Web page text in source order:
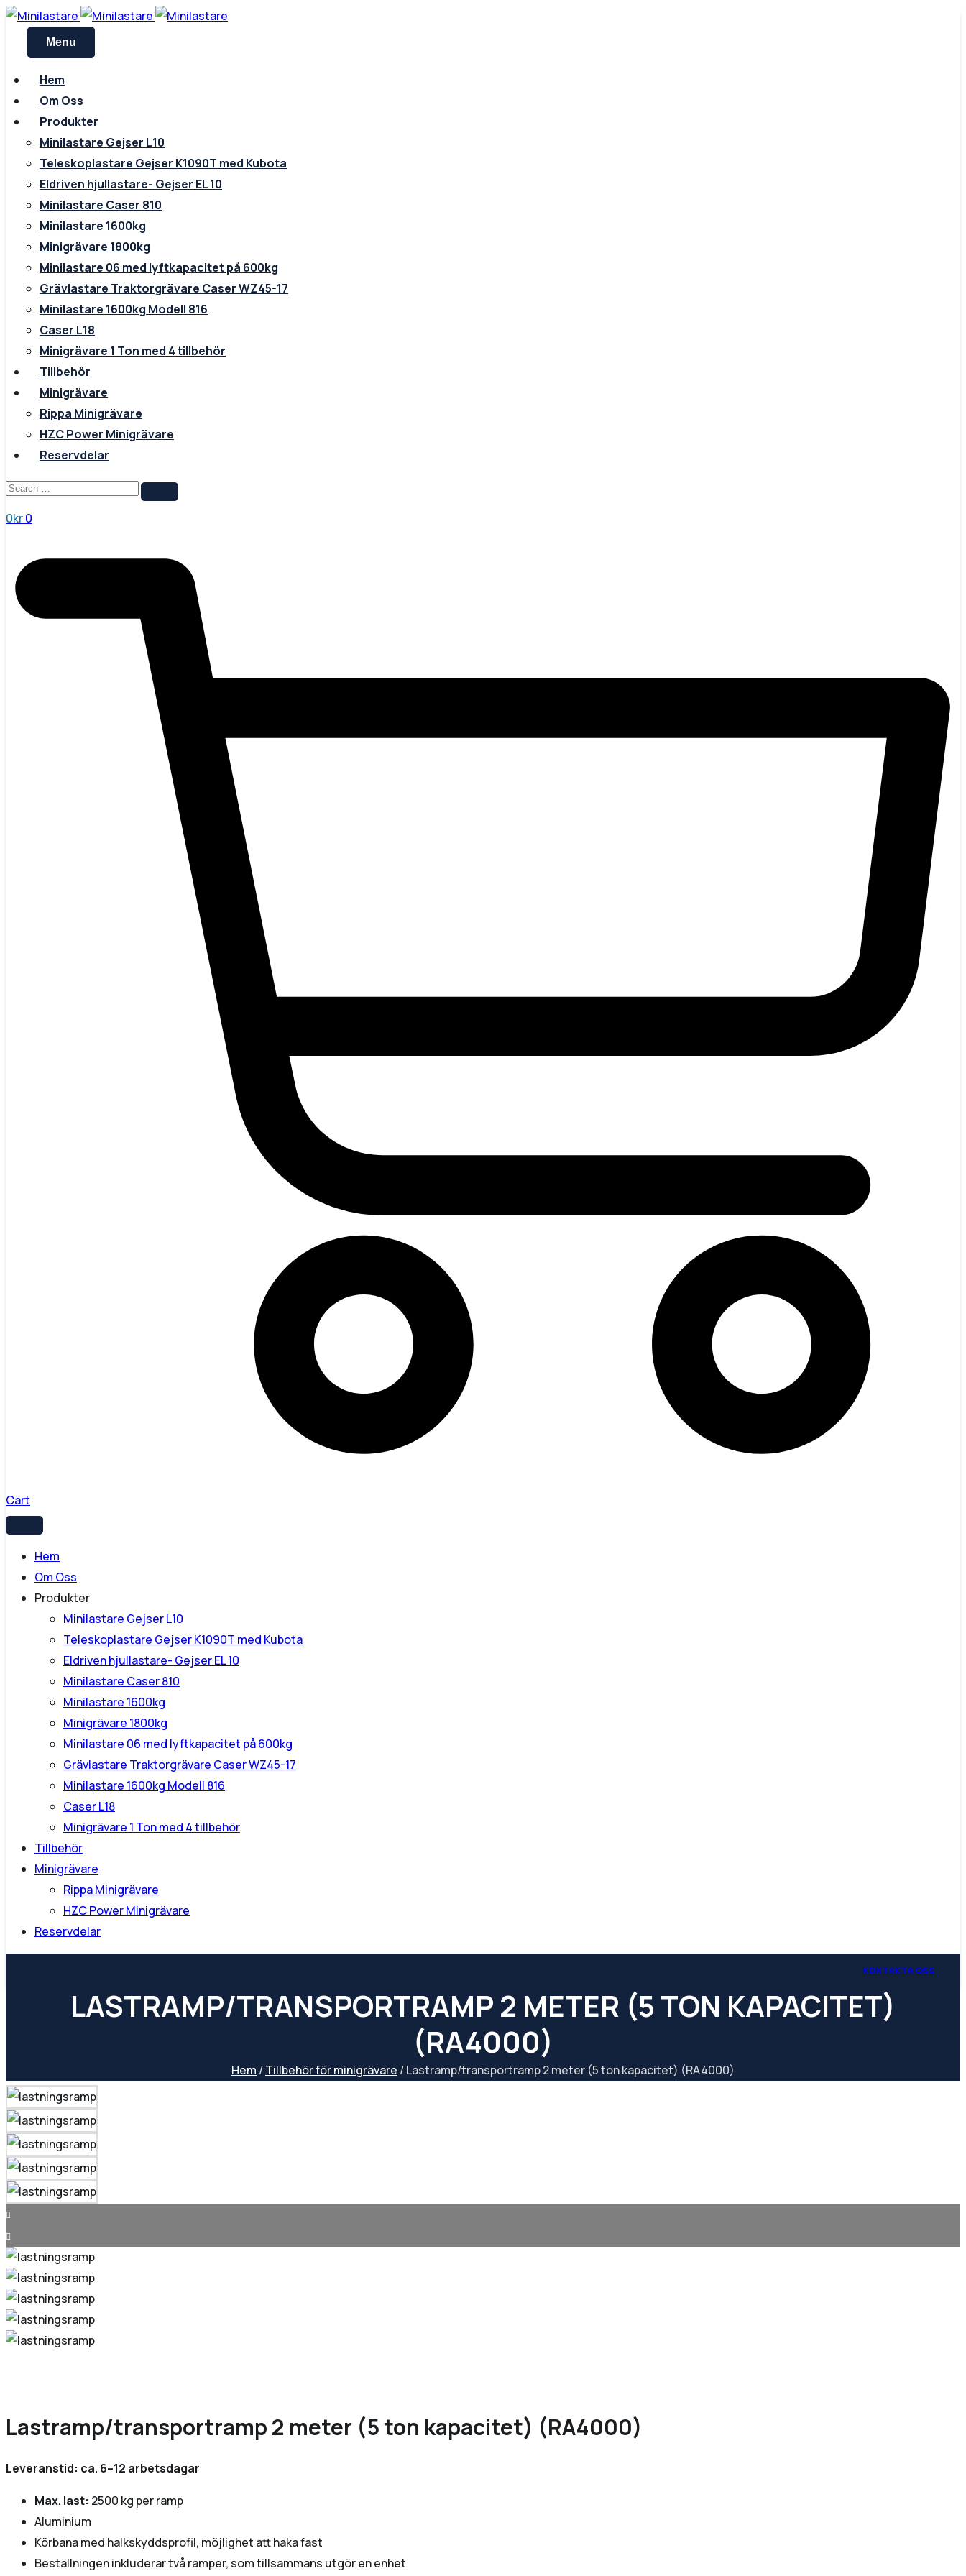
Menu
Hem
Om Oss
Produkter
Minilastare Gejser L10
Teleskoplastare Gejser K1090T med Kubota
Eldriven hjullastare- Gejser EL 10
Minilastare Caser 810
Minilastare 1600kg
Minigrävare 1800kg
Minilastare 06 med lyftkapacitet på 600kg
Grävlastare Traktorgrävare Caser WZ45-17
Minilastare 1600kg Modell 816
Caser L18
Minigrävare 1 Ton med 4 tillbehör
Tillbehör
Minigrävare
Rippa Minigrävare
HZC Power Minigrävare
Reservdelar
0kr0
Cart
Hem
Om Oss
Produkter
Minilastare Gejser L10
Teleskoplastare Gejser K1090T med Kubota
Eldriven hjullastare- Gejser EL 10
Minilastare Caser 810
Minilastare 1600kg
Minigrävare 1800kg
Minilastare 06 med lyftkapacitet på 600kg
Grävlastare Traktorgrävare Caser WZ45-17
Minilastare 1600kg Modell 816
Caser L18
Minigrävare 1 Ton med 4 tillbehör
Tillbehör
Minigrävare
Rippa Minigrävare
HZC Power Minigrävare
Reservdelar
KONTAKTA OSS
LAST­RAMP/TRANSPORT­RAMP 2 METER (5 TON KAPACITET)
(RA4000)
Hem /Tillbehör för minigrävare / Last­ramp/transport­ramp 2 meter (5 ton kapacitet) (RA4000)
Last­ramp/transport­ramp 2 meter (5 ton kapacitet) (RA4000)
Leveranstid: ca. 6–12 arbetsdagar
Max. last: 2500 kg per ramp
Aluminium
Körbana med halkskyddsprofil, möjlighet att haka fast
Beställningen inkluderar två ramper, som tillsammans utgör en enhet